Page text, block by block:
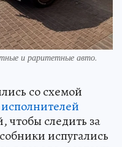
и раритетные авто.
со схемой
чтобы следить за
испугались